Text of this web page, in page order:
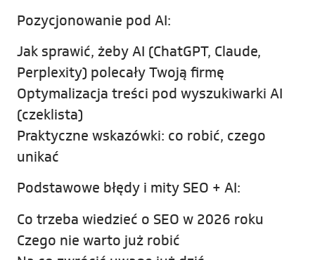
Pozycjonowanie pod AI:
Jak sprawić, żeby AI (ChatGPT, Claude,
Perplexity) polecały Twoją firmę
Optymalizacja treści pod wyszukiwarki AI
(czeklista)
Praktyczne wskazówki: co robić, czego
unikać
Podstawowe błędy i mity SEO + AI:
Co trzeba wiedzieć o SEO w 2026 roku
Czego nie warto już robić